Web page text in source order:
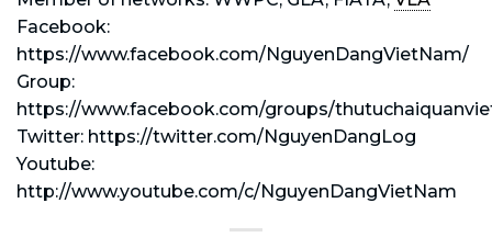
Facebook:
https://www.facebook.com/NguyenDangVietNam/
Group:
https://www.facebook.com/groups/
Twitter: https://twitter.com/NguyenDangLog
Youtube:
http://www.youtube.com/c/NguyenDangVietNam